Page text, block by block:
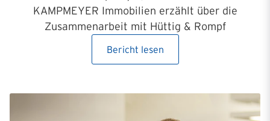
KAMPMEYER Immobilien erzählt über die
Zusammenarbeit mit Hüttig & Rompf
Bericht lesen